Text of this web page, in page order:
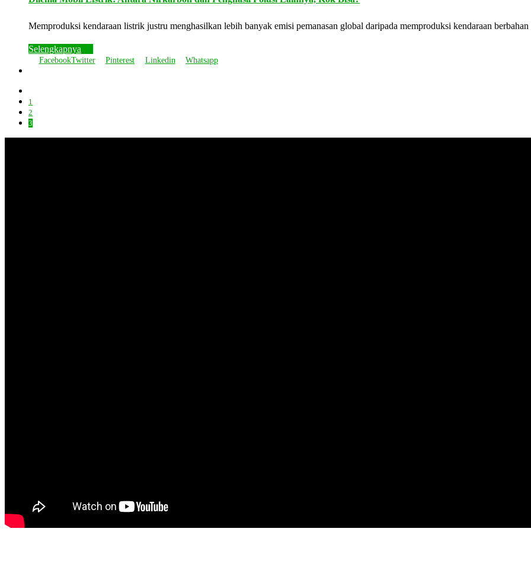
Memproduksi kendaraan listrik justru menghasilkan lebih banyak emisi pemanasan global daripada memproduksi kendaraan
Selengkapnya
FacebookTwitter Pinterest Linkedin Whatsapp
1
2
3